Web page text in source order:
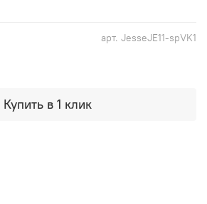
арт. JesseJE11-spVK1
Купить в 1 клик